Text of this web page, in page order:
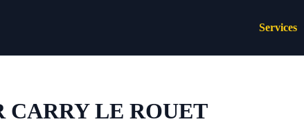
Services
CARRY LE ROUET